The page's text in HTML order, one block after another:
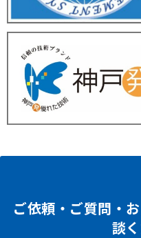
ご依頼・ご質問・
談